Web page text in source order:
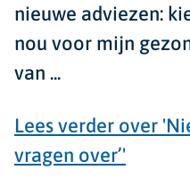
nieuwe adviezen:
nou voor mijn
van ...
Lees verder over
vragen over’'